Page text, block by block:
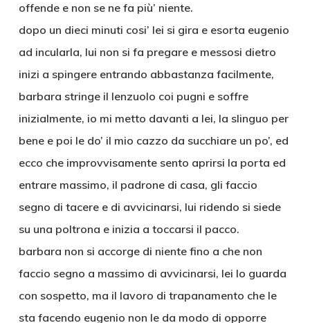
offende e non se ne fa più’ niente.
dopo un dieci minuti cosi’ lei si gira e esorta eugenio
ad incularla, lui non si fa pregare e messosi dietro
inizi a spingere entrando abbastanza facilmente,
barbara stringe il lenzuolo coi pugni e soffre
inizialmente, io mi metto davanti a lei, la slinguo per
bene e poi le do’ il mio cazzo da succhiare un po’, ed
ecco che improvvisamente sento aprirsi la porta ed
entrare massimo, il padrone di casa, gli faccio
segno di tacere e di avvicinarsi, lui ridendo si siede
su una poltrona e inizia a toccarsi il pacco.
barbara non si accorge di niente fino a che non
faccio segno a massimo di avvicinarsi, lei lo guarda
con sospetto, ma il lavoro di trapanamento che le
sta facendo eugenio non le da modo di opporre